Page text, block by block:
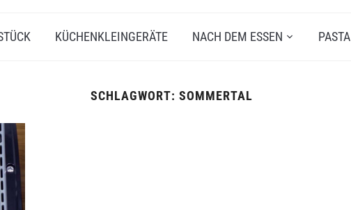
KÜCHENKLEINGERÄTE NACH DEM ESSEN PASTA
SCHLAGWORT: SOMMERTAL